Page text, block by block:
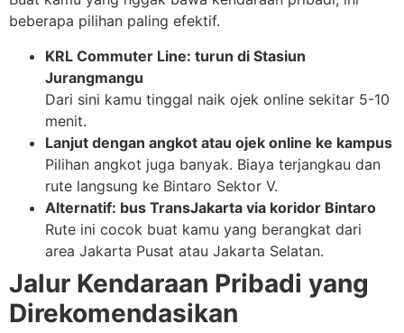
beberapa pilihan paling efektif.
KRL Commuter Line: turun di Stasiun
Jurangmangu
Dari sini kamu tinggal naik ojek online sekitar 5-10
menit.
Lanjut dengan angkot atau ojek online ke kampus
Pilihan angkot juga banyak. Biaya terjangkau dan
rute langsung ke Bintaro Sektor V.
Alternatif: bus TransJakarta via koridor Bintaro
Rute ini cocok buat kamu yang berangkat dari
area Jakarta Pusat atau Jakarta Selatan.
Jalur Kendaraan Pribadi yang
Direkomendasikan